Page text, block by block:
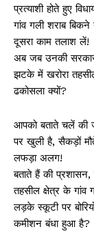
प्रत्याशी होते हुए
गांव गली शराब
दूसरा काम तलाश लें!
अब जब उनकी सरकार
झटके में खरोरा
ढकोसला क्यों?
आपको बताते चलें की
पर खुली है, सैकड़ों
लफड़ा अलग!
बताते हैं की
तहसील क्षेत्र के गांव
लड़के स्कूटी पर
कमीशन बंधा हुआ है?